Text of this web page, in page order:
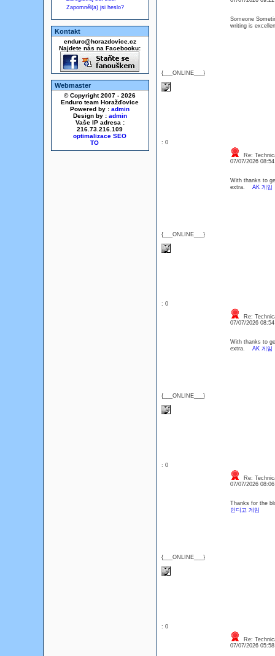
Zapomněl(a) jsi heslo?
Kontakt
enduro@horazdovice.cz
Najdete nás na Facebooku:
Webmaster
© Copyright 2007 - 2026
Enduro team Horažďovice
Powered by : admin
Design by : admin
Vaše IP adresa :
216.73.216.109
optimalizace SEO
{___ONLINE___}
Someone
writing is
: 0
{___ONLINE___}
Re:
07/07/2026
With thanks to
extra. AK 게임
: 0
{___ONLINE___}
Re:
07/07/2026
With thanks to
extra. AK 게임
: 0
{___ONLINE___}
Re:
07/07/2026
Thanks for the
인디고 게임
: 0
Re:
07/07/2026